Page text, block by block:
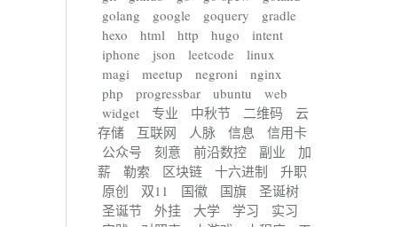
golang
google goquery
gradle
hexo
html http hugo
intent
iphone
json leetcode
linux
magi
meetup negroni
nginx
php
progressbar ubuntu
web
widget
专业 中秋节 二维码
云
存储
互联网 人脉 信息
信用卡
公众号
刻意 前沿数控 副业
加
薪
勒索 区块链 十六进制
升职
原创
双11 国徽 国旗
圣诞树
圣诞节
外挂 大学 学习
实习